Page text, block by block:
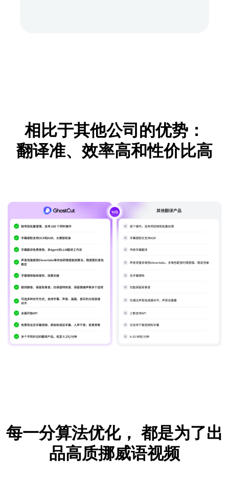
相比于其他公司的优势：
翻译准、效率高和性价比高
每一分算法优化， 都是为了出
品高质挪威语视频